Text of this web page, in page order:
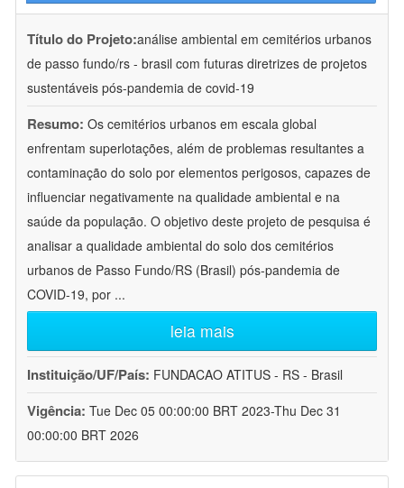
Título do Projeto:análise ambiental em cemitérios urbanos
de passo fundo/rs - brasil com futuras diretrizes de projetos
sustentáveis pós-pandemia de covid-19
Resumo: Os cemitérios urbanos em escala global
enfrentam superlotações, além de problemas resultantes a
contaminação do solo por elementos perigosos, capazes de
influenciar negativamente na qualidade ambiental e na
saúde da população. O objetivo deste projeto de pesquisa é
analisar a qualidade ambiental do solo dos cemitérios
urbanos de Passo Fundo/RS (Brasil) pós-pandemia de
COVID-19, por ...
leia mais
Instituição/UF/País: FUNDACAO ATITUS - RS - Brasil
Vigência: Tue Dec 05 00:00:00 BRT 2023-Thu Dec 31
00:00:00 BRT 2026